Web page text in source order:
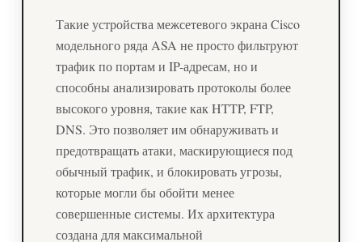
Такие устройства межсетевого экрана Cisco
модельного ряда ASA не просто фильтруют
трафик по портам и IP-адресам, но и
способны анализировать протоколы более
высокого уровня, такие как HTTP, FTP,
DNS. Это позволяет им обнаруживать и
предотвращать атаки, маскирующиеся под
обычный трафик, и блокировать угрозы,
которые могли бы обойти менее
совершенные системы. Их архитектура
создана для максимальной